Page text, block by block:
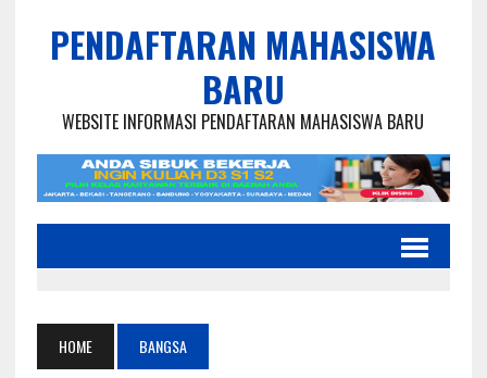
PENDAFTARAN MAHASISWA
BARU
WEBSITE INFORMASI PENDAFTARAN MAHASISWA BARU
HOME BANGSA